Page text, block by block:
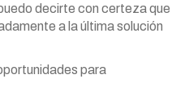
decirte con certeza que
a la última solución
para